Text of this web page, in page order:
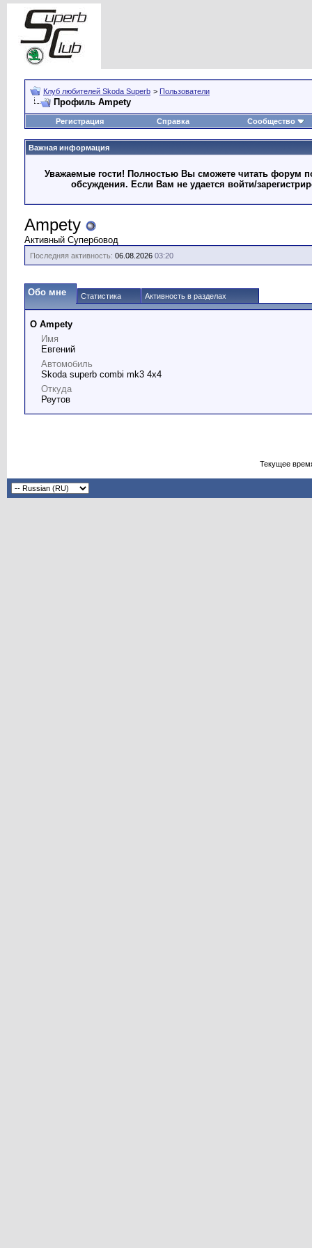
Клуб любителей Skoda Superb > Пользователи
Профиль Ampety
Регистрация Справка Сообщество
Важная информация
Уважаемые гости! Полностью Вы сможете читать форум
обсуждения. Если Вам не удается войти/
Ampety
Активный Супербовод
Последняя активность: 06.08.2026 03:20
Обо мне Статистика Активность в разделах
О Ampety
Имя
Евгений
Автомобиль
Skoda superb combi mk3 4x4
Откуда
Реутов
Текущее